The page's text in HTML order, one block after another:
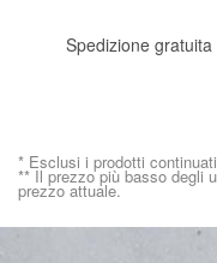
Spedizione gratuita
* Esclusi i prodotti
** Il prezzo più basso degli
prezzo attuale.